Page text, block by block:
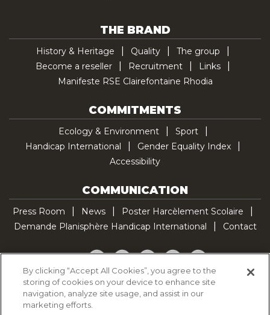
THE BRAND
History & Heritage Quality
The group
Become a reseller
Recruitment
Links
Manifeste RSE Clairefontaine Rhodia
COMMITMENTS
Ecology & Environment
Sport
Handicap International
Gender Equality Index
Accessibility
COMMUNICATION
Press Room News
Poster Harcèlement Scolaire
Demande Planisphère Handicap International
Contact
Facebook
TwitterYouTubePinterestTikTok
Cookie Policy
By clicking “Accept All Cookies”, you agree to the
storing of cookies on your device to enhance site
navigation, analyze site usage, and assist in our
marketing efforts.